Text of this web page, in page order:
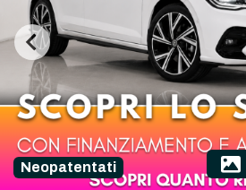
Neopatentati